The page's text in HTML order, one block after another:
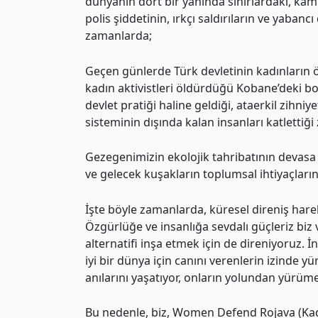
polis şiddetinin, ırkçı saldırıların ve
zamanlarda;
Geçen günlerde Türk devletinin
kadın aktivistleri öldürdüğü Kobane’deki
devlet pratiği haline geldiği, ataerkil
sisteminin dışında kalan insanları
Gezegenimizin ekolojik tahribatının
ve gelecek kuşakların toplumsal
İşte böyle zamanlarda, küresel direniş
Özgürlüğe ve insanlığa sevdalı güçleriz
alternatifi inşa etmek için de direniyoruz.
iyi bir dünya için canını verenlerin izinde
anılarını yaşatıyor, onların yolundan
Bu nedenle, biz, Women Defend Rojava